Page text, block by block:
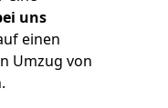
uns
einen
Umzug von